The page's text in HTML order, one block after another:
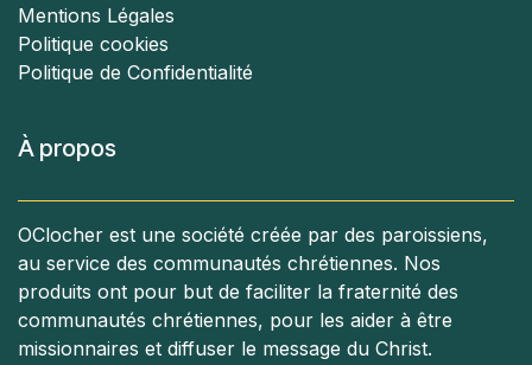
Mentions Légales
Politique cookies
Politique de Confidentialité
À propos
OClocher est une société créée par des paroissiens,
au service des communautés chrétiennes. Nos
produits ont pour but de faciliter la fraternité des
communautés chrétiennes, pour les aider à être
missionnaires et diffuser le message du Christ.